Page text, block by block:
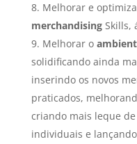
Melhorar e
merchandisingSkills,
Melhorar o
solidificando ainda
inserindo os novos
praticados,
criando mais leque
individuais e